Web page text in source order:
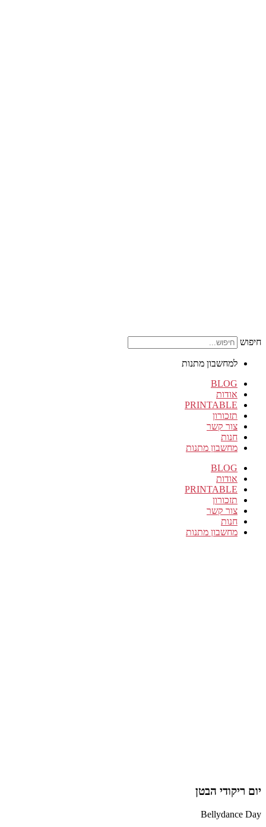
חיפוש
למחשבון מתנות
BLOG
אודות
PRINTABLE
תזכורון
צור קשר
חנות
מחשבון מתנות
BLOG
אודות
PRINTABLE
תזכורון
צור קשר
חנות
מחשבון מתנות
יום ריקודי הבטן
Bellydance Day